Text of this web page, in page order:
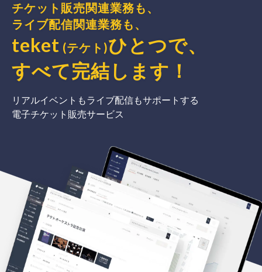
チケット販売関連業務も、
ライブ配信関連業務も、
teket (テケト)ひとつで、
すべて完結 します ！
リアルイベントもライブ配信もサポートする
電子チケット販売サービス